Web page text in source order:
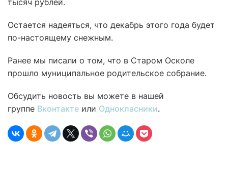
тысяч рублей.
Остается надеяться, что декабрь этого года будет
по-настоящему снежным.
Ранее мы писали о том, что в Старом Осколе
прошло муниципальное родительское собрание.
Обсудить новость вы можете в нашей
группе Вконтакте или Однокласники.